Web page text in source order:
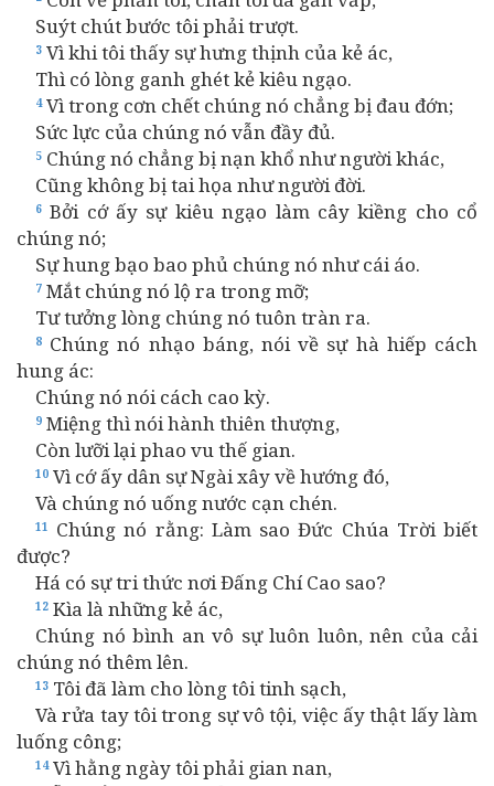
Suýt chút bước tôi phải trượt.
3 Vì khi tôi thấy sự hưng thịnh của kẻ ác,
Thì có lòng ganh ghét kẻ kiêu ngạo.
4Vì trong cơn chết chúng nó chẳng bị đau đớn;
Sức lực của chúng nó vẫn đầy đủ.
5 Chúng nó chẳng bị nạn khổ như người khác,
Cũng không bị tai họa như người đời.
6 Bởi cớ ấy sự kiêu ngạo làm cây kiềng cho cổ
chúng nó;
Sự hung bạo bao phủ chúng nó như cái áo.
7 Mắt chúng nó lộ ra trong mỡ;
Tư tưởng lòng chúng nó tuôn tràn ra.
8 Chúng nó nhạo báng, nói về sự hà hiếp cách
hung ác:
Chúng nó nói cách cao kỳ.
9 Miệng thì nói hành thiên thượng,
Còn lưỡi lại phao vu thế gian.
10 Vì cớ ấy dân sự Ngài xây về hướng đó,
Và chúng nó uống nước cạn chén.
11
Chúng nó rằng: Làm sao Đức Chúa Trời biết
được?
Há có sự tri thức nơi Đấng Chí Cao sao?
12 Kìa là những kẻ ác,
Chúng nó bình an vô sự luôn luôn, nên của cải
chúng nó thêm lên.
13 Tôi đã làm cho lòng tôi tinh sạch,
Và rửa tay tôi trong sự vô tội, việc ấy thật lấy làm
luống công;
14Vì hằng ngày tôi phải gian nan,